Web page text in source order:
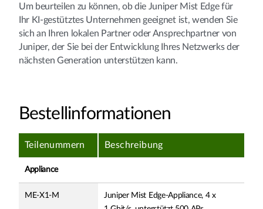
Um beurteilen zu können, ob die Juniper Mist Edge für
Ihr KI-gestütztes Unternehmen geeignet ist, wenden Sie
sich an Ihren lokalen Partner oder Ansprechpartner von
Juniper, der Sie bei der Entwicklung Ihres Netzwerks der
nächsten Generation unterstützen kann.
Bestellinformationen
Teilenummern Beschreibung
Appliance
ME-X1-M
Juniper Mist Edge-Appliance, 4 x